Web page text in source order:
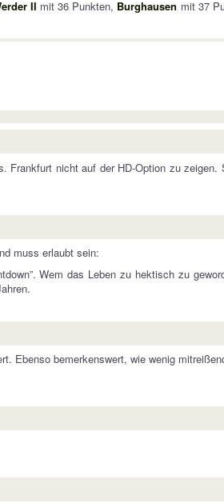
II mit 36 Punkten, Burghausen mit 37
Frankfurt nicht auf der HD-Option zu zeigen.
muss erlaubt sein:
Wem das Leben zu hektisch zu
Ebenso bemerkenswert, wie wenig